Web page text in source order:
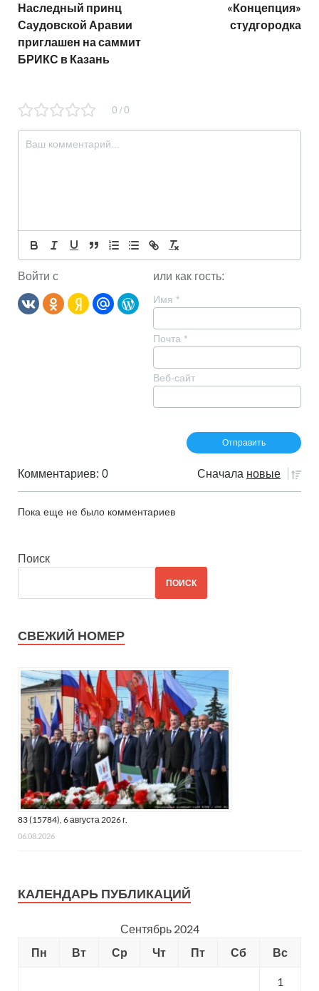
Наследный принц
Саудовской Аравии
приглашен на саммит
БРИКС в Казань
«Концепция»
студгородка
0 / 0
Войти с или как гость:
Имя *
Почта *
Веб-сайт
Комментариев: 0 Сначала новые
Пока еще не было комментариев
Поиск
ПОИСК
СВЕЖИЙ НОМЕР
83 (15784), 6 августа 2026 г.
06.08.2026
КАЛЕНДАРЬ ПУБЛИКАЦИЙ
Сентябрь 2024
Пн
Вт Ср Чт Пт Сб Вс
1